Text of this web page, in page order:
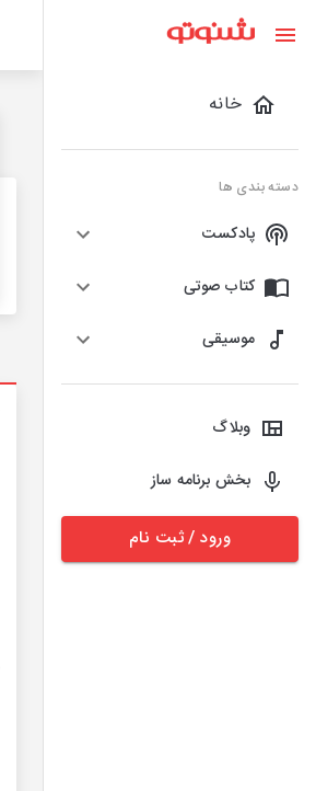
خانه
دسته بندی ها
پادکست
کتاب صوتی
موسیقی
وبلاگ
بخش برنامه ساز
ورود / ثبت نام